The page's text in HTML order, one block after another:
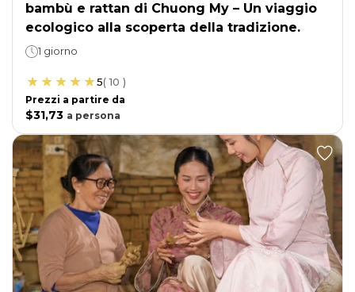
bambù e rattan di Chuong My – Un viaggio
ecologico alla scoperta della tradizione.
1 giorno
5(10 )
Prezzi a partire da
$31,73 a persona